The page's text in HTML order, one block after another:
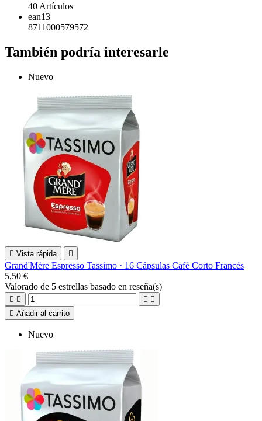
40 Artículos
ean13
8711000579572
También podría interesarle
Nuevo
 Vista rápida 
Grand'Mère Espresso Tassimo · 16 Cápsulas Café Corto Francés
5,50 €
Valorado de 5 estrellas basado en reseña(s)
   
 Añadir al carrito
Nuevo